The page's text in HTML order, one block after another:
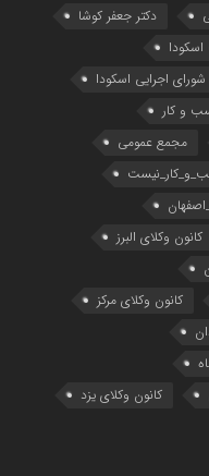
دکتر جعفر کوشا
شورای اجرایی اسکودا
و کار
مجمع عمومی
کانون وکلای البرز
کانون وکلای مرکز
کانون وکلای یزد